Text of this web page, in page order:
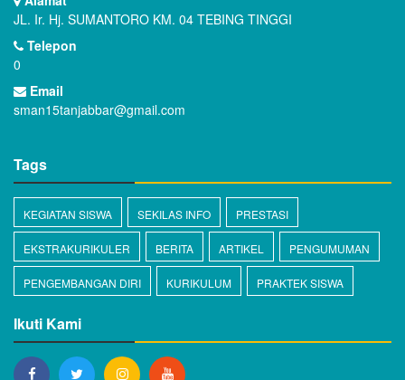
JL. Ir. Hj. SUMANTORO KM. 04 TEBING TINGGI
Telepon
0
Email
sman15tanjabbar@gmail.com
Tags
KEGIATAN SISWA SEKILAS INFO PRESTASI
EKSTRAKURIKULER BERITA ARTIKEL PENGUMUMAN
PENGEMBANGAN DIRI KURIKULUM PRAKTEK SISWA
Ikuti Kami